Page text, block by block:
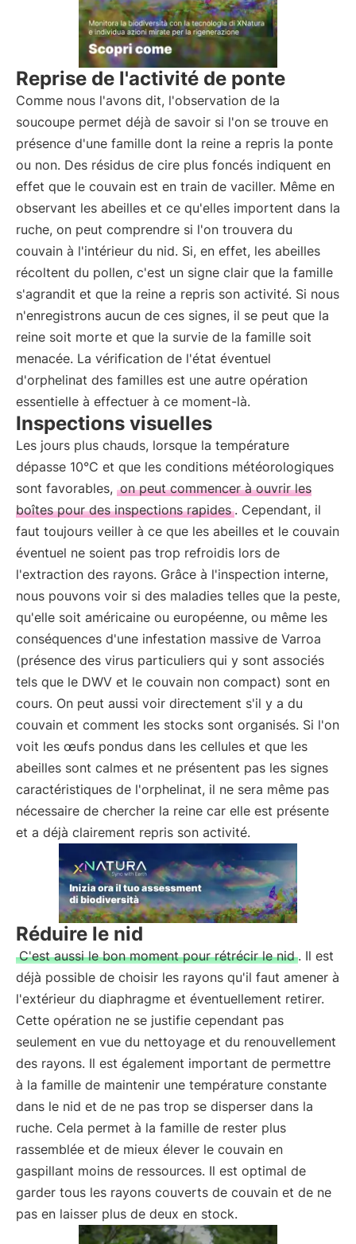
Reprise de l'activité de ponte
Comme nous l'avons dit, l'observation de la
soucoupe permet déjà de savoir si l'on se trouve en
présence d'une famille dont la reine a repris la ponte
ou non. Des résidus de cire plus foncés indiquent en
effet que le couvain est en train de vaciller. Même en
observant les abeilles et ce qu'elles importent dans la
ruche, on peut comprendre si l'on trouvera du
couvain à l'intérieur du nid. Si, en effet, les abeilles
récoltent du pollen, c'est un signe clair que la famille
s'agrandit et que la reine a repris son activité. Si nous
n'enregistrons aucun de ces signes, il se peut que la
reine soit morte et que la survie de la famille soit
menacée. La vérification de l'état éventuel
d'orphelinat des familles est une autre opération
essentielle à effectuer à ce moment-là.
Inspections visuelles
Les jours plus chauds, lorsque la température
dépasse 10°C et que les conditions météorologiques
sont favorables, on peut commencer à ouvrir les
boîtes pour des inspections rapides . Cependant, il
faut toujours veiller à ce que les abeilles et le couvain
éventuel ne soient pas trop refroidis lors de
l'extraction des rayons. Grâce à l'inspection interne,
nous pouvons voir si des maladies telles que la peste,
qu'elle soit américaine ou européenne, ou même les
conséquences d'une infestation massive de Varroa
(présence des virus particuliers qui y sont associés
tels que le DWV et le couvain non compact) sont en
cours. On peut aussi voir directement s'il y a du
couvain et comment les stocks sont organisés. Si l'on
voit les œufs pondus dans les cellules et que les
abeilles sont calmes et ne présentent pas les signes
caractéristiques de l'orphelinat, il ne sera même pas
nécessaire de chercher la reine car elle est présente
et a déjà clairement repris son activité.
Réduire le nid
C'est aussi le bon moment pour rétrécir le nid . Il est
déjà possible de choisir les rayons qu'il faut amener à
l'extérieur du diaphragme et éventuellement retirer.
Cette opération ne se justifie cependant pas
seulement en vue du nettoyage et du renouvellement
des rayons. Il est également important de permettre
à la famille de maintenir une température constante
dans le nid et de ne pas trop se disperser dans la
ruche. Cela permet à la famille de rester plus
rassemblée et de mieux élever le couvain en
gaspillant moins de ressources. Il est optimal de
garder tous les rayons couverts de couvain et de ne
pas en laisser plus de deux en stock.